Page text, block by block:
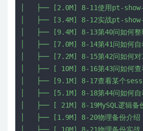
│   ├── [2.0M] 8-11使用pt-
│   ├── [3.4M] 8-12实战pt-
│   ├── [9.4M] 8-13第40问如何整
│   ├── [7.0M] 8-14第41问如何
│   ├── [7.2M] 8-15第42问如何对
│   ├── [ 10M] 8-16第43问如何查
│   ├── [9.1M] 8-17查看某个
│   ├── [5.1M] 8-18第44问如何自
│   ├── [ 21M] 8-19MySQL逻辑备
│   ├── [1.9M] 8-20物理备份介绍
│   ├── [ 10M] 8-21物理备份实战